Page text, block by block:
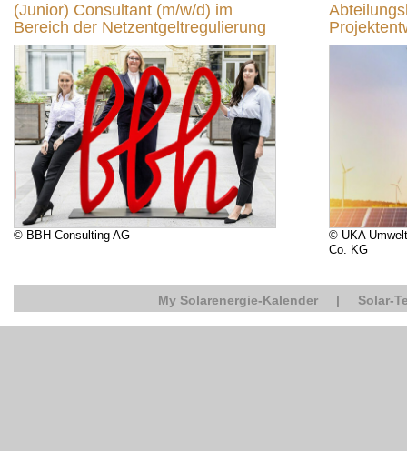
(Junior) Consultant (m/w/d) im
Bereich der Netzentgeltregulierung
© BBH Consulting AG
© UKA
Co. KG
My Solarenergie-Kalender | Solar-